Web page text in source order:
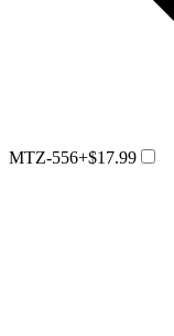
MTZ-556+$17.99